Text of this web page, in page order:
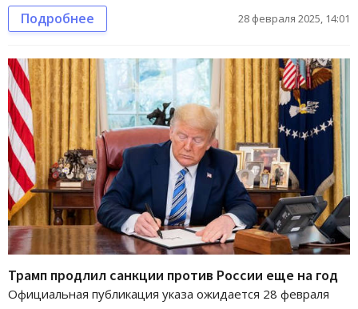
Подробнее 28 февраля 2025, 14:01
Трамп продлил санкции против России еще на год
Официальная публикация указа ожидается 28 февраля